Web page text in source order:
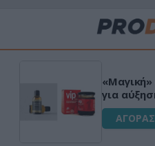
για